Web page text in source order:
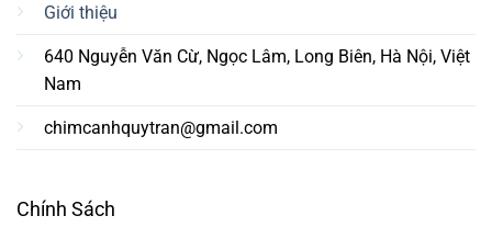
Giới thiệu
640 Nguyễn Văn Cừ, Ngọc Lâm, Long Biên, Hà Nội, Việt
Nam
chimcanhquytran@gmail.com
Chính Sách